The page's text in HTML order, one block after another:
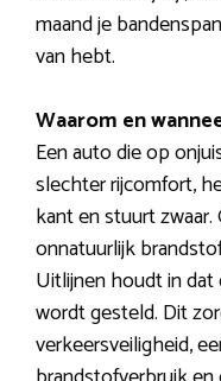
maand je
van hebt.
Waarom en
Een auto die op
slechter rijcomfort,
kant en stuurt
onnatuurlijk
Uitlijnen houdt in
wordt gesteld. Dit
verkeersveiligheid,